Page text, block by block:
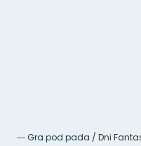
―Gra pod pada / Dni